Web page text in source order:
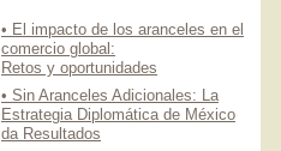
• El impacto de los aranceles en el
comercio global:
Retos y oportunidades
• Sin Aranceles Adicionales: La
Estrategia Diplomática de México
da Resultados